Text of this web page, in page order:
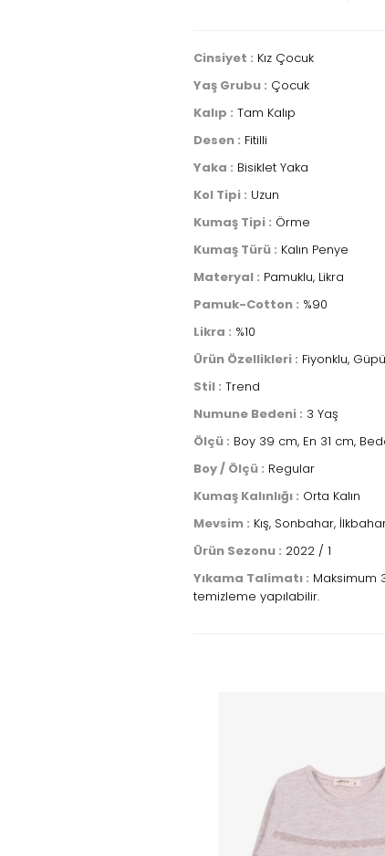
Cinsiyet : Kız Çocuk
Yaş Grubu : Çocuk
Kalıp : Tam Kalıp
Desen : Fitilli
Yaka : Bisiklet Yaka
Kol Tipi : Uzun
Kumaş Tipi : Örme
Kumaş Türü : Kalın Penye
Materyal : Pamuklu, Likra
Pamuk-Cotton : %90
Likra : %10
Ürün Özellikleri : Fiyonklu,
Stil : Trend
Numune Bedeni : 3 Yaş
Ölçü : Boy 39 cm, En 31 cm,
Boy / Ölçü : Regular
Kumaş Kalınlığı : Orta Kalın
Mevsim : Kış, Sonbahar,
Ürün Sezonu : 2022 / 1
Yıkama Talimatı : Maksimum
temizleme yapılabilir.